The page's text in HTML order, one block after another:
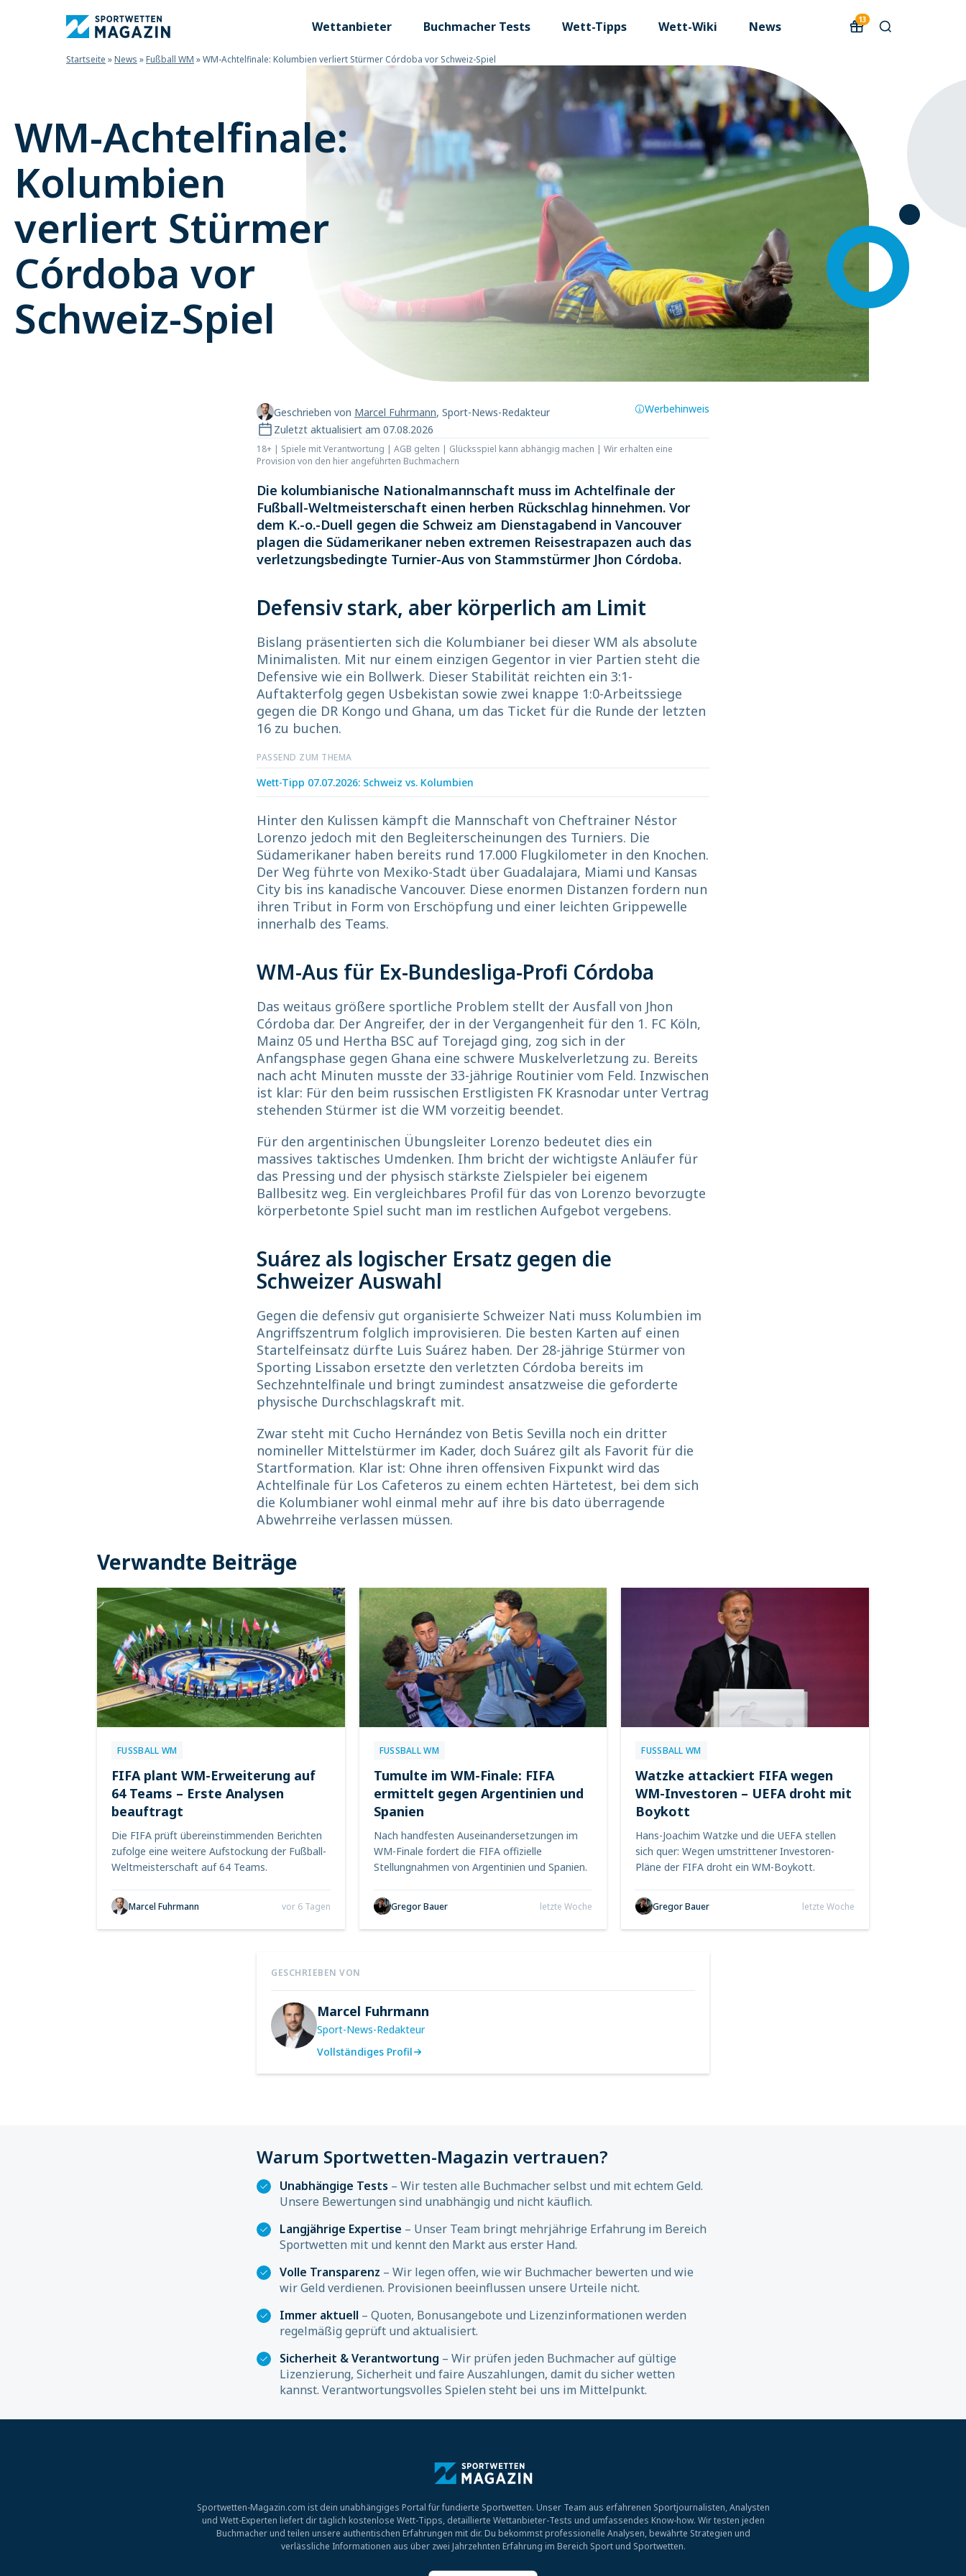
Wettanbieter Buchmacher Tests Wett-Tipps Wett-Wiki News 13
Startseite »News »Fußball WM »WM-Achtelfinale: Kolumbien verliert Stürmer Córdoba vor Schweiz-Spiel
WM-Achtelfinale:
Kolumbien
verliert Stürmer
Córdoba vor
Schweiz-Spiel
Geschrieben von Marcel Fuhrmann, Sport-News-Redakteur
Zuletzt aktualisiert am 07.08.2026
Werbehinweis
18+ | Spiele mit Verantwortung | AGB gelten | Glücksspiel kann abhängig machen | Wir erhalten eine
Provision von den hier angeführten Buchmachern
Die kolumbianische Nationalmannschaft muss im Achtelfinale der
Fußball-Weltmeisterschaft einen herben Rückschlag hinnehmen. Vor
dem K.-o.-Duell gegen die Schweiz am Dienstagabend in Vancouver
plagen die Südamerikaner neben extremen Reisestrapazen auch das
verletzungsbedingte Turnier-Aus von Stammstürmer Jhon Córdoba.
Defensiv stark, aber körperlich am Limit
Bislang präsentierten sich die Kolumbianer bei dieser WM als absolute
Minimalisten. Mit nur einem einzigen Gegentor in vier Partien steht die
Defensive wie ein Bollwerk. Dieser Stabilität reichten ein 3:1-
Auftakterfolg gegen Usbekistan sowie zwei knappe 1:0-Arbeitssiege
gegen die DR Kongo und Ghana, um das Ticket für die Runde der letzten
16 zu buchen.
PASSEND ZUM THEMA
Wett-Tipp 07.07.2026: Schweiz vs. Kolumbien
Hinter den Kulissen kämpft die Mannschaft von Cheftrainer Néstor
Lorenzo jedoch mit den Begleiterscheinungen des Turniers. Die
Südamerikaner haben bereits rund 17.000 Flugkilometer in den Knochen.
Der Weg führte von Mexiko-Stadt über Guadalajara, Miami und Kansas
City bis ins kanadische Vancouver. Diese enormen Distanzen fordern nun
ihren Tribut in Form von Erschöpfung und einer leichten Grippewelle
innerhalb des Teams.
WM-Aus für Ex-Bundesliga-Profi Córdoba
Das weitaus größere sportliche Problem stellt der Ausfall von Jhon
Córdoba dar. Der Angreifer, der in der Vergangenheit für den 1. FC Köln,
Mainz 05 und Hertha BSC auf Torejagd ging, zog sich in der
Anfangsphase gegen Ghana eine schwere Muskelverletzung zu. Bereits
nach acht Minuten musste der 33-jährige Routinier vom Feld. Inzwischen
ist klar: Für den beim russischen Erstligisten FK Krasnodar unter Vertrag
stehenden Stürmer ist die WM vorzeitig beendet.
Für den argentinischen Übungsleiter Lorenzo bedeutet dies ein
massives taktisches Umdenken. Ihm bricht der wichtigste Anläufer für
das Pressing und der physisch stärkste Zielspieler bei eigenem
Ballbesitz weg. Ein vergleichbares Profil für das von Lorenzo bevorzugte
körperbetonte Spiel sucht man im restlichen Aufgebot vergebens.
Suárez als logischer Ersatz gegen die
Schweizer Auswahl
Gegen die defensiv gut organisierte Schweizer Nati muss Kolumbien im
Angriffszentrum folglich improvisieren. Die besten Karten auf einen
Startelfeinsatz dürfte Luis Suárez haben. Der 28-jährige Stürmer von
Sporting Lissabon ersetzte den verletzten Córdoba bereits im
Sechzehntelfinale und bringt zumindest ansatzweise die geforderte
physische Durchschlagskraft mit.
Zwar steht mit Cucho Hernández von Betis Sevilla noch ein dritter
nomineller Mittelstürmer im Kader, doch Suárez gilt als Favorit für die
Startformation. Klar ist: Ohne ihren offensiven Fixpunkt wird das
Achtelfinale für Los Cafeteros zu einem echten Härtetest, bei dem sich
die Kolumbianer wohl einmal mehr auf ihre bis dato überragende
Abwehrreihe verlassen müssen.
Verwandte Beiträge
FUSSBALL WM
FIFA plant WM-Erweiterung auf
64 Teams – Erste Analysen
beauftragt
Die FIFA prüft übereinstimmenden Berichten
zufolge eine weitere Aufstockung der Fußball-
Weltmeisterschaft auf 64 Teams.
Marcel Fuhrmann vor 6 Tagen
FUSSBALL WM
Tumulte im WM-Finale: FIFA
ermittelt gegen Argentinien und
Spanien
Nach handfesten Auseinandersetzungen im
WM-Finale fordert die FIFA offizielle
Stellungnahmen von Argentinien und Spanien.
Gregor Bauer letzte Woche
FUSSBALL WM
Watzke attackiert FIFA wegen
WM-Investoren – UEFA droht mit
Boykott
Hans-Joachim Watzke und die UEFA stellen
sich quer: Wegen umstrittener Investoren-
Pläne der FIFA droht ein WM-Boykott.
Gregor Bauer letzte Woche
GESCHRIEBEN VON
Marcel Fuhrmann
Sport-News-Redakteur
Vollständiges Profil
Warum Sportwetten-Magazin vertrauen?
Unabhängige Tests – Wir testen alle Buchmacher selbst und mit echtem Geld.
Unsere Bewertungen sind unabhängig und nicht käuflich.
Langjährige Expertise – Unser Team bringt mehrjährige Erfahrung im Bereich
Sportwetten mit und kennt den Markt aus erster Hand.
Volle Transparenz – Wir legen offen, wie wir Buchmacher bewerten und wie
wir Geld verdienen. Provisionen beeinflussen unsere Urteile nicht.
Immer aktuell – Quoten, Bonusangebote und Lizenzinformationen werden
regelmäßig geprüft und aktualisiert.
Sicherheit & Verantwortung – Wir prüfen jeden Buchmacher auf gültige
Lizenzierung, Sicherheit und faire Auszahlungen, damit du sicher wetten
kannst. Verantwortungsvolles Spielen steht bei uns im Mittelpunkt.
Sportwetten-Magazin.com ist dein unabhängiges Portal für fundierte Sportwetten. Unser Team aus erfahrenen Sportjournalisten, Analysten
und Wett-Experten liefert dir täglich kostenlose Wett-Tipps, detaillierte Wettanbieter-Tests und umfassendes Know-how. Wir testen jeden
Buchmacher und teilen unsere authentischen Erfahrungen mit dir. Du bekommst professionelle Analysen, bewährte Strategien und
verlässliche Informationen aus über zwei Jahrzehnten Erfahrung im Bereich Sport und Sportwetten.